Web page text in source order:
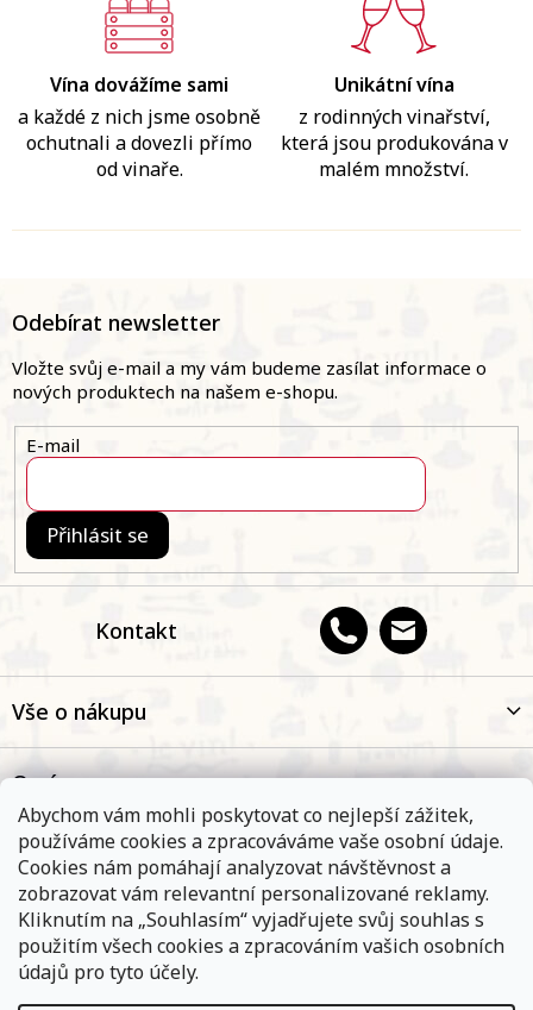
Abychom vám mohli poskytovat co nejlepší zážitek,
používáme cookies a zpracováváme vaše osobní údaje.
Cookies nám pomáhají analyzovat návštěvnost a
zobrazovat vám relevantní personalizované reklamy.
Kliknutím na „Souhlasím“ vyjadřujete svůj souhlas s
použitím všech cookies a zpracováním vašich osobních
údajů pro tyto účely.
Vína dovážíme sami
a každé z nich jsme osobně
ochutnali a dovezli přímo
od vinaře.
Unikátní vína
z rodinných vinařství,
která jsou produkována v
malém množství.
a
Kontakt
Odebírat newsletter
Vložte svůj e-mail a my vám budeme zasílat informace o
nových produktech na našem e-shopu.
E-mail
Přihlásit se
Vše o nákupu
O nás
Oblíbené kategorie
Kontakt